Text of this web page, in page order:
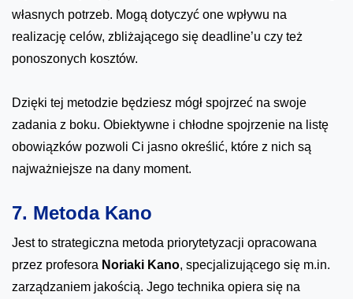
własnych potrzeb. Mogą dotyczyć one wpływu na
realizację celów, zbliżającego się deadline’u czy też
ponoszonych kosztów.
Dzięki tej metodzie będziesz mógł spojrzeć na swoje
zadania z boku. Obiektywne i chłodne spojrzenie na listę
obowiązków pozwoli Ci jasno określić, które z nich są
najważniejsze na dany moment.
7. Metoda Kano
Jest to strategiczna metoda priorytetyzacji opracowana
przez profesora Noriaki Kano, specjalizującego się m.in.
zarządzaniem jakością. Jego technika opiera się na